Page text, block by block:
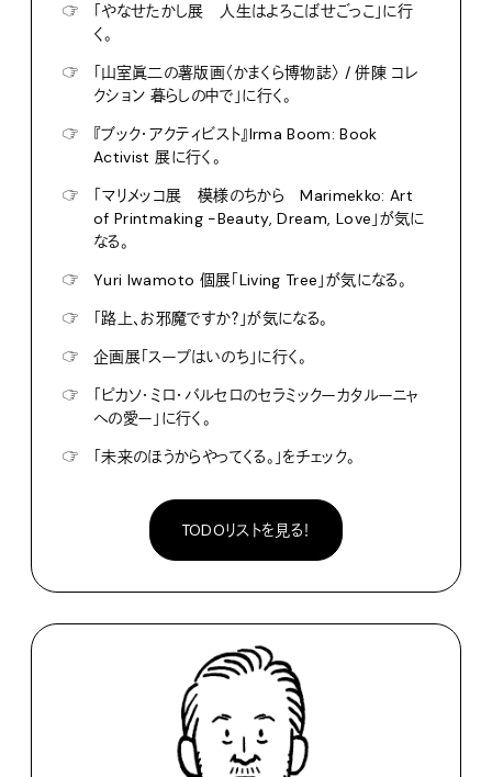
☞
「やなせたかし展 人生はよろこばせごっこ」に行
く。
☞
「山室眞二の薯版画〈かまくら博物誌〉 / 併陳 コレ
クション 暮らしの中で」に行く。
☞
『ブック・アクティビスト』Irma Boom: Book
Activist 展に行く。
☞
「マリメッコ展 模様のちから Marimekko: Art
of Printmaking -Beauty, Dream, Love」が気に
なる。
☞
Yuri Iwamoto 個展「Living Tree」が気になる。
☞
「路上、お邪魔ですか？」が気になる。
☞
企画展「スープはいのち」に行く。
☞
「ピカソ・ミロ・バルセロのセラミックーカタルーニャ
への愛ー」に行く。
☞
「未来のほうからやってくる。」をチェック。
TODOリストを見る！